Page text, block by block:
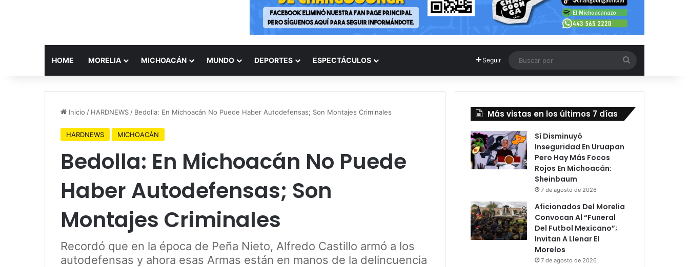
HOME MORELIA MICHOACÁN MUNDO DEPORTES ESPECTÁCULOS Seguir
por
Inicio / HARDNEWS / Bedolla: En Michoacán No Puede Haber Autodefensas; Son Montajes Criminales
HARDNEWS MICHOACÁN
Bedolla: En Michoacán No Puede
Haber Autodefensas; Son
Montajes Criminales
Recordó que en la época de Peña Nieto, Alfredo Castillo armó a los
autodefensas y ahora esas Armas están en manos de la delincuencia
Más vistas en los últimos 7 días
Sí Disminuyó
Inseguridad En Uruapan
Pero Hay Más Focos
Rojos En Michoacán:
Sheinbaum
7 de agosto de 2026
Aficionados Del Morelia
Convocan Al “Funeral
Del Futbol Mexicano”;
Invitan A Llenar El
Morelos
7 de agosto de 2026